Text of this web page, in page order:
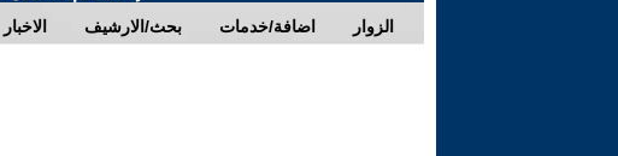
الاخبار بحث/الارشيف اضافة/خدمات الزوار